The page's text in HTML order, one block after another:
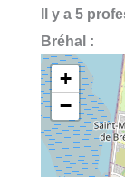
Il y a 5
Bréhal :
+
−